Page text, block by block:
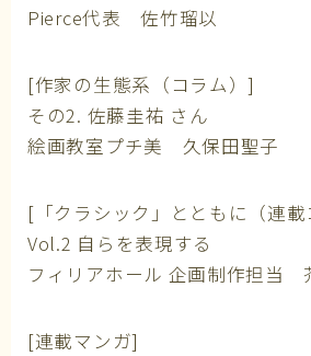
Pierce代表 佐竹瑠以
[作家の生態系（コラム）]
その2. 佐藤圭祐 さん
絵画教室プチ美 久保田聖子
[「クラシック」とともに（連
Vol.2 自らを表現する
フィリアホール 企画制作担当
[連載マンガ]